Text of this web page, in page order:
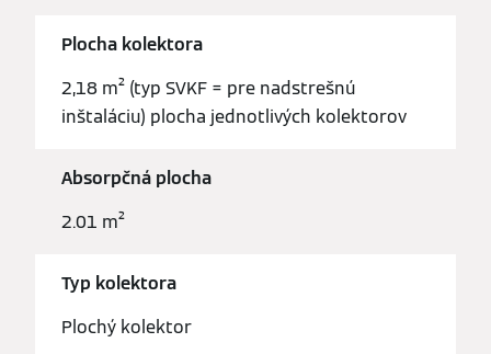
Plocha kolektora
2,18 m² (typ SVKF = pre nadstrešnú
inštaláciu) plocha jednotlivých kolektorov
Absorpčná plocha
2.01 m²
Typ kolektora
Plochý kolektor